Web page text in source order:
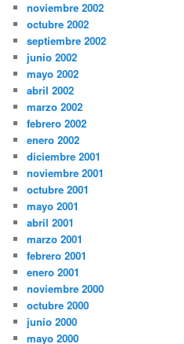
noviembre 2002
octubre 2002
septiembre 2002
junio 2002
mayo 2002
abril 2002
marzo 2002
febrero 2002
enero 2002
diciembre 2001
noviembre 2001
octubre 2001
mayo 2001
abril 2001
marzo 2001
febrero 2001
enero 2001
noviembre 2000
octubre 2000
junio 2000
mayo 2000